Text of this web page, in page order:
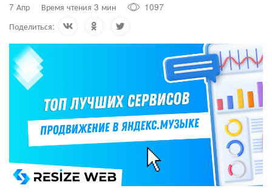
7 Апр Время чтения 3 мин
1097
Поделиться: